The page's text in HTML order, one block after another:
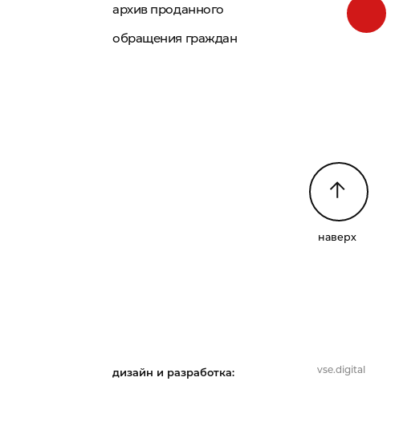
архив проданного
обращения граждан
наверх
дизайн и разработка: vse.digital